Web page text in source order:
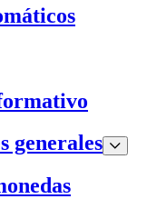
generales